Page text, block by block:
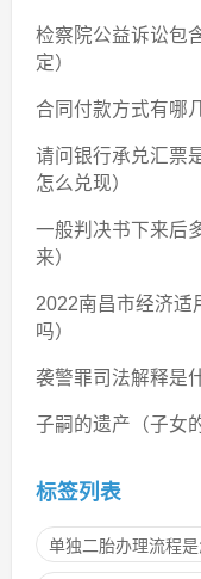
检察院公益诉讼包
定）
合同付款方式有哪
请问银行承兑汇票
怎么兑现）
一般判决书下来后
来）
2022南昌市经济适
吗）
袭警罪司法解释是
子嗣的遗产（子女
标签列表
单独二胎办理流程